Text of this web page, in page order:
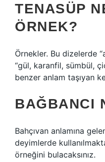
TENASÜP
ÖRNEK?
Örnekler. Bu dizelerde
“gül, karanfil, sümbül,
benzer anlam taşıyan
BAĞBANCI
Bahçıvan anlamına
deyimlerde
örneğini bulacaksınız.